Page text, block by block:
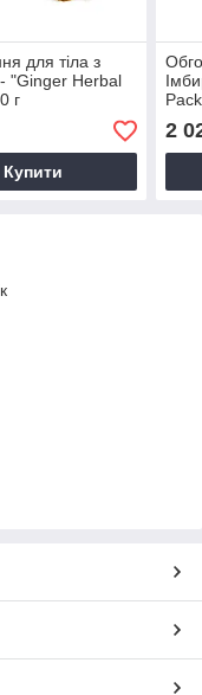
для тіла з
"Ginger Herbal
г
Купити
2